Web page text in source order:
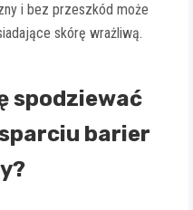
i bez przeszkód może
skórę wrażliwą.
spodziewać
barier